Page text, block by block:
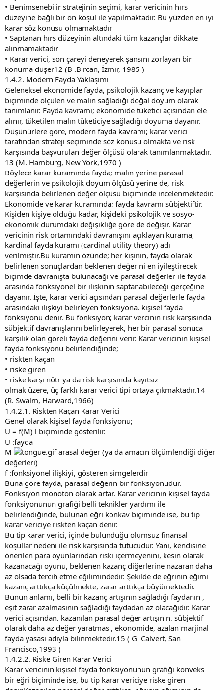
• Benimsenebilir stratejinin seçimi, karar vericinin hırs
düzeyine bağlı bir ön koşul ile yapılmaktadır. Bu yüzden en iyi
karar söz konusu olmamaktadır
• Saptanan hırs düzeyinin altındaki tüm kazançlar dikkate
alınmamaktadır
• Karar verici, son çareyi deneyerek şansını zorlayan bir
konuma düşer12 (B .Bircan, İzmir, 1985 )
1.4.2. Modern Fayda Yaklaşımı
Geleneksel ekonomide fayda, psikolojik kazanç ve kayıplar
biçiminde ölçülen ve malın sağladığı doğal doyum olarak
tanımlanır. Fayda kavramı; ekonomide tüketici açısından ele
alınır, tüketilen malın tüketiciye sağladığı doyuma dayanır.
Düşünürlere göre, modern fayda kavramı; karar verici
tarafından strateji seçiminde söz konusu olmakta ve risk
karşısında başvurulan değer ölçüsü olarak tanımlanmaktadır.
13 (M. Hamburg, New York,1970 )
Böylece karar kuramında fayda; malın yerine parasal
değerlerin ve psikolojik doyum ölçüsü yerine de, risk
karşısında belirlenen değer ölçüsü biçiminde incelenmektedir.
Ekonomide ve karar kuramında; fayda kavramı sübjektiftir.
Kişiden kişiye olduğu kadar, kişideki psikolojik ve sosyo-
ekonomik durumdaki değişikliğe göre de değişir. Karar
vericinin risk ortamındaki davranışını açıklayan kurama,
kardinal fayda kuramı (cardinal utility theory) adı
verilmiştir.Bu kuramın özünde; her kişinin, fayda olarak
belirlenen sonuçlardan beklenen değerini en iyileştirecek
biçimde davranışta bulunacağı ve parasal değerler ile fayda
arasında fonksiyonel bir ilişkinin saptanabileceği gerçeğine
dayanır. İşte, karar verici açısından parasal değerlerle fayda
arasındaki ilişkiyi belirleyen fonksiyona, kişisel fayda
fonksiyonu denir. Bu fonksiyon; karar vercinin risk karşısında
sübjektif davranışlarını belirleyerek, her bir parasal sonuca
karşılık olan göreli fayda değerini verir. Karar vericinin kişisel
fayda fonksiyonu belirlendiğinde;
• riskten kaçan
• riske giren
• riske karşı nötr ya da risk karşısında kayıtsız
olmak üzere, üç farklı karar verici tipi ortaya çıkmaktadır.14
(R. Swalm, Harward,1966)
1.4.2.1. Riskten Kaçan Karar Verici
Genel olarak kişisel fayda fonksiyonu;
U = f(M) l biçiminde gösterilir.
U :fayda
M
arasal değer (ya da amacın ölçümlendiği diğer
değerleri)
f :fonksiyonel ilişkiyi, gösteren simgelerdir
Buna göre fayda, parasal değerin bir fonksiyonudur.
Fonksiyon monoton olarak artar. Karar vericinin kişisel fayda
fonksiyonunun grafiği belli teknikler yardımı ile
belirlendiğinde, bulunan eğri konkav biçiminde ise, bu tip
karar vericiye riskten kaçan denir.
Bu tip karar verici, içinde bulunduğu olumsuz finansal
koşullar nedeni ile risk karşısında tutucudur. Yani, kendisine
önerilen para oyunlarından riski içermeyenini, kesin olarak
kazanacağı oyunu, beklenen kazanç diğerlerine nazaran daha
az olsada tercih etme eğilimindedir. Şekilde de eğrinin eğimi
kazanç arttıkça küçülmekte, zarar arttıkça büyümektedir.
Bunun anlamı, belli bir kazanç artışının sağladığı faydanın ,
eşit zarar azalmasının sağladığı faydadan az olacağıdır. Karar
verici açısından, kazanılan parasal değer artışının, sübjektif
olarak daha az değer yaratması, ekonomide, azalan marjinal
fayda yasası adıyla bilinmektedir.15 ( G. Calvert, San
Francisco,1993 )
1.4.2.2. Riske Giren Karar Verici
Karar vericinin kişisel fayda fonksiyonunun grafiği konveks
bir eğri biçiminde ise, bu tip karar vericiye riske giren